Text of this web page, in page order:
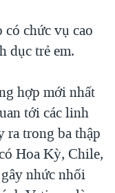
chức vụ cao
dục trẻ em.
hợp mới nhất
tới các linh
ra trong ba thập
Hoa Kỳ, Chile,
nhức nhối